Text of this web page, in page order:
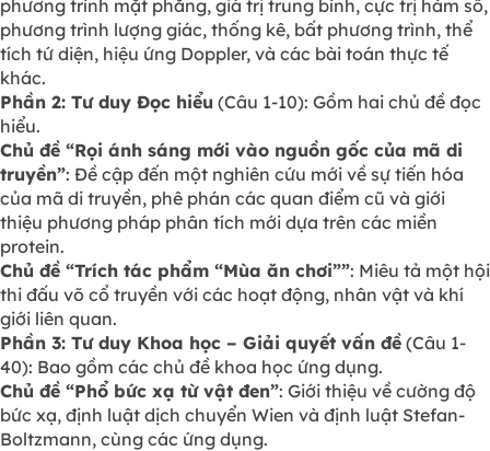
phương trình mặt phẳng, giá trị trung bình, cực trị hàm số,
phương trình lượng giác, thống kê, bất phương trình, thể
tích tứ diện, hiệu ứng Doppler, và các bài toán thực tế
khác.
Phần 2: Tư duy Đọc hiểu (Câu 1-10): Gồm hai chủ đề đọc
hiểu.
Chủ đề “Rọi ánh sáng mới vào nguồn gốc của mã di
truyền”: Đề cập đến một nghiên cứu mới về sự tiến hóa
của mã di truyền, phê phán các quan điểm cũ và giới
thiệu phương pháp phân tích mới dựa trên các miền
protein.
Chủ đề “Trích tác phẩm “Mùa ăn chơi””: Miêu tả một hội
thi đấu võ cổ truyền với các hoạt động, nhân vật và khí
giới liên quan.
Phần 3: Tư duy Khoa học – Giải quyết vấn đề (Câu 1-
40): Bao gồm các chủ đề khoa học ứng dụng.
Chủ đề “Phổ bức xạ từ vật đen”: Giới thiệu về cường độ
bức xạ, định luật dịch chuyển Wien và định luật Stefan-
Boltzmann, cùng các ứng dụng.